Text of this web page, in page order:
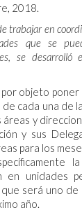
2018.
trabajar en
que se
se desarrolló
objeto poner
cada una de
áreas y
y sus
para los
en unidades
será uno
año.